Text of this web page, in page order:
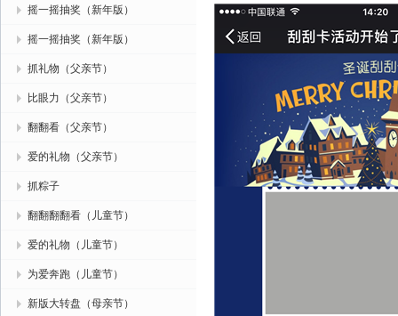
摇一摇抽奖（新年版）
摇一摇抽奖（新年版）
抓礼物（父亲节）
比眼力（父亲节）
翻翻看（父亲节）
爱的礼物（父亲节）
抓粽子
翻翻翻翻看（儿童节）
爱的礼物（儿童节）
为爱奔跑（儿童节）
新版大转盘（母亲节）